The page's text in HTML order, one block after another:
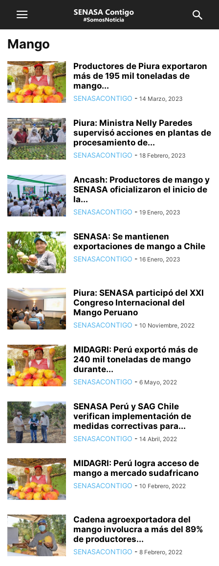
Mango
Productores de Piura exportaron
más de 195 mil toneladas de
mango...
SENASACONTIGO - 14 Marzo, 2023
Piura: Ministra Nelly Paredes
supervisó acciones en plantas de
procesamiento de...
SENASACONTIGO - 18 Febrero, 2023
Ancash: Productores de mango y
SENASA oficializaron el inicio de
la...
SENASACONTIGO - 19 Enero, 2023
SENASA: Se mantienen
exportaciones de mango a Chile
SENASACONTIGO - 16 Enero, 2023
Piura: SENASA participó del XXI
Congreso Internacional del
Mango Peruano
SENASACONTIGO - 10 Noviembre, 2022
MIDAGRI: Perú exportó más de
240 mil toneladas de mango
durante...
SENASACONTIGO - 6 Mayo, 2022
SENASA Perú y SAG Chile
verifican implementación de
medidas correctivas para...
SENASACONTIGO - 14 Abril, 2022
MIDAGRI: Perú logra acceso de
mango a mercado sudafricano
SENASACONTIGO - 10 Febrero, 2022
Cadena agroexportadora del
mango involucra a más del 89%
de productores...
SENASACONTIGO - 8 Febrero, 2022